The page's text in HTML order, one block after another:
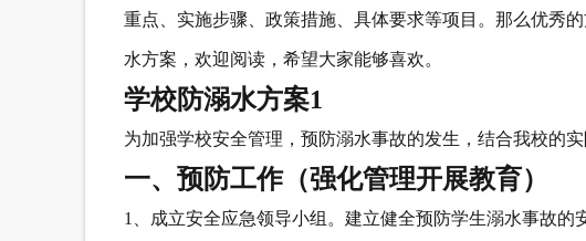
重点、实施步骤、政策措施、具体要求等项目。那么优秀
水方案，欢迎阅读，希望大家能够喜欢。
学校防溺水方案1
为加强学校安全管理，预防溺水事故的发生，结合我校的实
一、预防工作（强化管理开展教育）
1、成立安全应急领导小组。建立健全预防学生溺水事故的